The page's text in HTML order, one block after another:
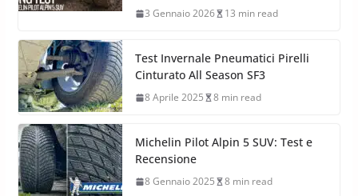
3 Gennaio 2026 13 min read
Test Invernale Pneumatici Pirelli
Cinturato All Season SF3
8 Aprile 2025 8 min read
Michelin Pilot Alpin 5 SUV: Test e
Recensione
8 Gennaio 2025 8 min read